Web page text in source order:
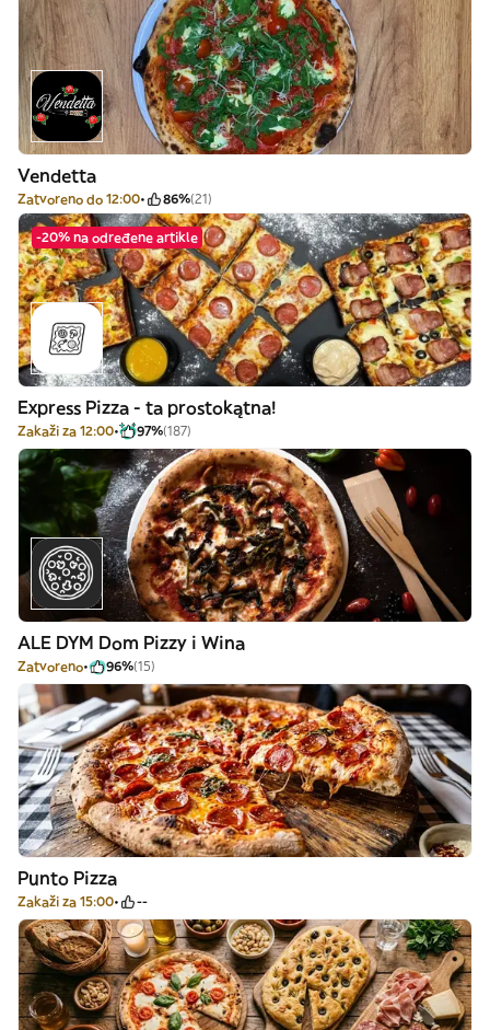
Vendetta
Zatvoreno do 12:00 86%(21)
-20% na određene artikle
Express Pizza - ta prostokątna!
Zakaži za 12:00 97%(187)
ALE DYM Dom Pizzy i Wina
Zatvoreno 96%(15)
Punto Pizza
Zakaži za 15:00 --